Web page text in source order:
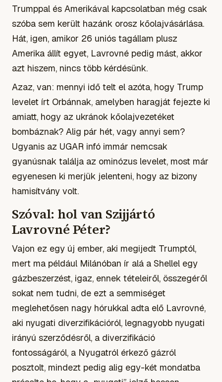
Trumppal és Amerikával kapcsolatban még csak
szóba sem került hazánk orosz kőolajvásárlása.
Hát, igen, amikor 26 uniós tagállam plusz
Amerika állít egyet, Lavrovné pedig mást, akkor
azt hiszem, nincs több kérdésünk.
Azaz, van: mennyi idő telt el azóta, hogy Trump
levelet írt Orbánnak, amelyben haragját fejezte ki
amiatt, hogy az ukránok kőolajvezetéket
bombáznak? Alig pár hét, vagy annyi sem?
Ugyanis az UGAR infó immár nemcsak
gyanúsnak találja az ominózus levelet, most már
egyenesen ki merjük jelenteni, hogy az bizony
hamisítvány volt.
Szóval: hol van Szijjártó
Lavrovné Péter?
Vajon ez egy új ember, aki megijedt Trumptól,
mert ma például Milánóban ír alá a Shellel egy
gázbeszerzést, igaz, ennek tételeiről, összegéről
sokat nem tudni, de ezt a semmiséget
meglehetősen nagy hórukkal adta elő Lavrovné,
aki nyugati diverzifikációról, legnagyobb nyugati
irányú szerződésről, a diverzifikáció
fontosságáról, a Nyugatról érkező gázról
posztolt, mindezt pedig alig egy-két mondatba